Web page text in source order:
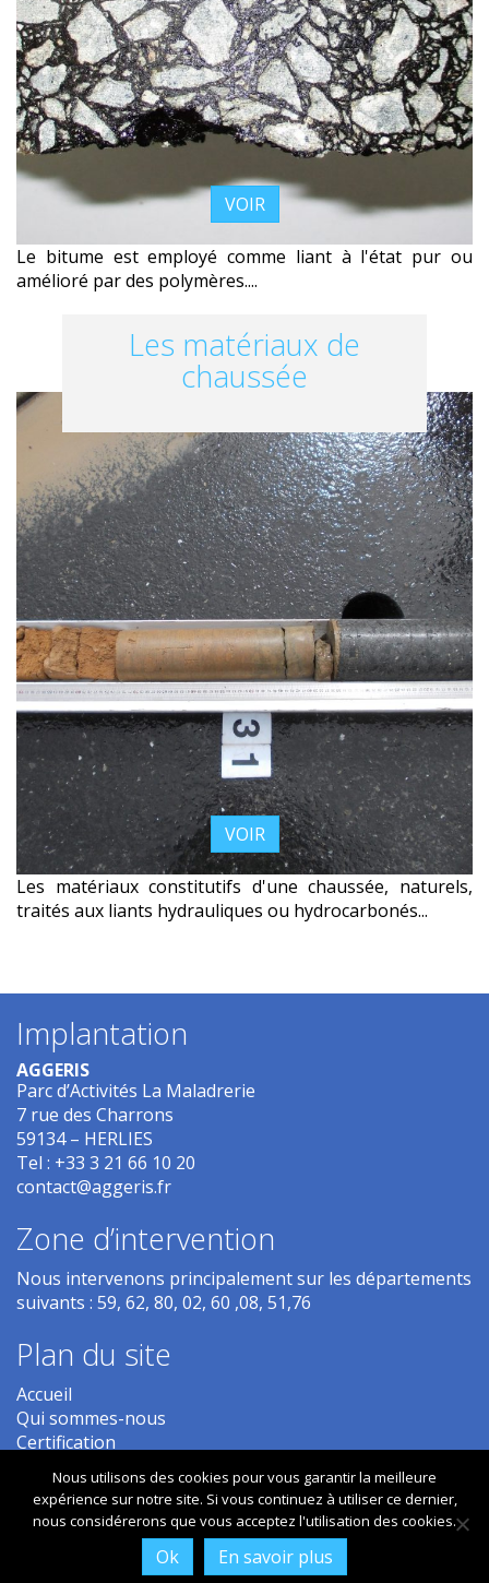
VOIR
Le bitume est employé comme liant à l'état pur ou
amélioré par des polymères....
Les matériaux de
chaussée
VOIR
Les matériaux constitutifs d'une chaussée, naturels,
traités aux liants hydrauliques ou hydrocarbonés...
Implantation
AGGERIS
Parc d’Activités La Maladrerie
7 rue des Charrons
59134– HERLIES
Tel : +33 3 21 66 10 20
contact@aggeris.fr
Zone d’intervention
Nous intervenons principalement sur les départements
suivants : 59, 62, 80, 02, 60 ,08, 51,76
Plan du site
Accueil
Qui sommes-nous
Certification
Etude des sols
Diagnostic
Contrôles et Expertises
Contactez-nous
Une réalisation de l’agence
INGLOBO
Nous utilisons des cookies pour vous garantir la meilleure
expérience sur notre site. Si vous continuez à utiliser ce dernier,
nous considérerons que vous acceptez l'utilisation des cookies.
Ok En savoir plus